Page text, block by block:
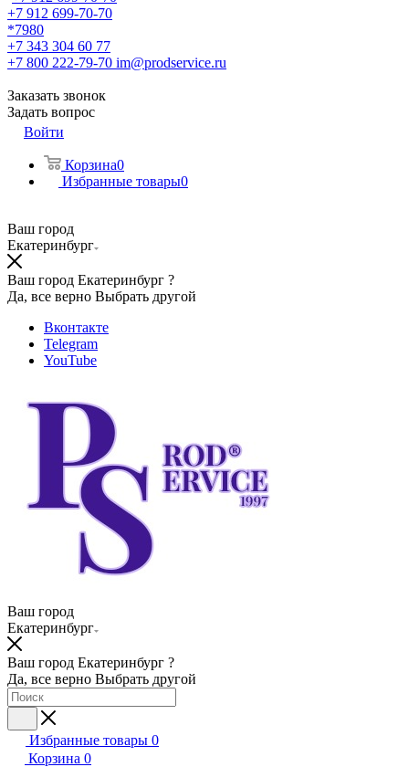
+7 912 699-70-70
*7980
+7 343 304 60 77
+7 800 222-79-70 im@prodservice.ru
Заказать звонок
Задать вопрос
Войти
Корзина0
Избранные товары0
Ваш город
Екатеринбург
Ваш город Екатеринбург ?
Да, все верно Выбрать другой
Вконтакте
Telegram
YouTube
Ваш город
Екатеринбург
Ваш город Екатеринбург ?
Да, все верно Выбрать другой
Избранные товары 0
Корзина 0